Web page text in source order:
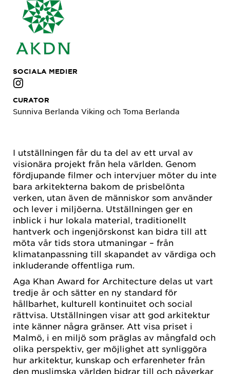
I utställningen får du ta del av ett urval av
visionära projekt från hela världen. Genom
fördjupande filmer och intervjuer möter du inte
bara arkitekterna bakom de prisbelönta
verken, utan även de människor som använder
och lever i miljöerna. Utställningen ger en
inblick i hur lokala material, traditionellt
hantverk och ingenjörskonst kan bidra till att
möta vår tids stora utmaningar – från
klimatanpassning till skapandet av värdiga och
inkluderande offentliga rum.
Aga Khan Award for Architecture delas ut vart
tredje år och sätter en ny standard för
hållbarhet, kulturell kontinuitet och social
rättvisa. Utställningen visar att god arkitektur
inte känner några gränser. Att visa priset i
Malmö, i en miljö som präglas av mångfald och
olika perspektiv, ger möjlighet att synliggöra
hur arkitektur, kunskap och erfarenheter från
den muslimska världen bidrar till och påverkar
SOCIALA MEDIER
CURATOR
Sunniva Berlanda Viking och Toma Berlanda